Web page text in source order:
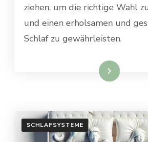
ziehen, um die richtige Wahl
und einen erholsamen und
Schlaf zu gewährleisten.
Weiterlesen
SCHLAFSYSTEME